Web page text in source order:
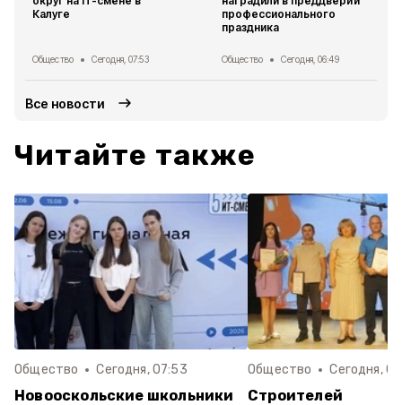
Калуге
Общество Сегодня, 07:53
профессионального
праздника
Общество Сегодня, 06:49
Все новости
Читайте также
Общество Сегодня, 07:53
Новооскольские школьники
Общество Сегодня,
Строителей